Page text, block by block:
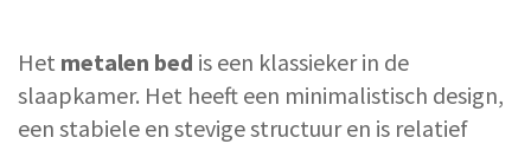
Het metalen bed is een klassieker in de
slaapkamer. Het heeft een minimalistisch design,
een stabiele en stevige structuur en is relatief